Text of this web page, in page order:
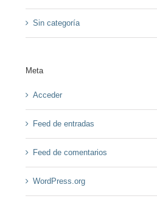
Sin categoría
Meta
Acceder
Feed de entradas
Feed de comentarios
WordPress.org